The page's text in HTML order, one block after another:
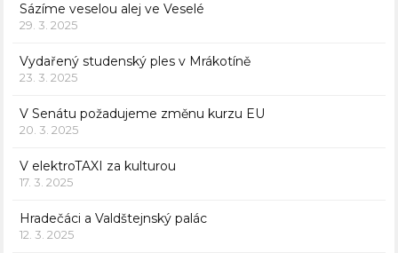
Sázíme veselou alej ve Veselé
29. 3. 2025
Vydařený studenský ples v Mrákotíně
23. 3. 2025
V Senátu požadujeme změnu kurzu EU
20. 3. 2025
V elektroTAXI za kulturou
17. 3. 2025
Hradečáci a Valdštejnský palác
12. 3. 2025